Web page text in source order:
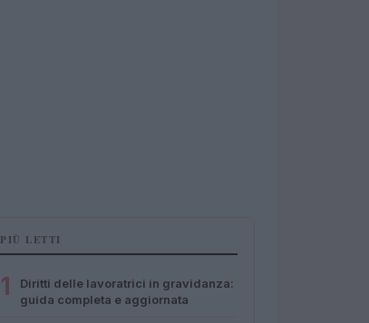
PIÙ LETTI
1
Diritti delle lavoratrici in gravidanza:
guida completa e aggiornata